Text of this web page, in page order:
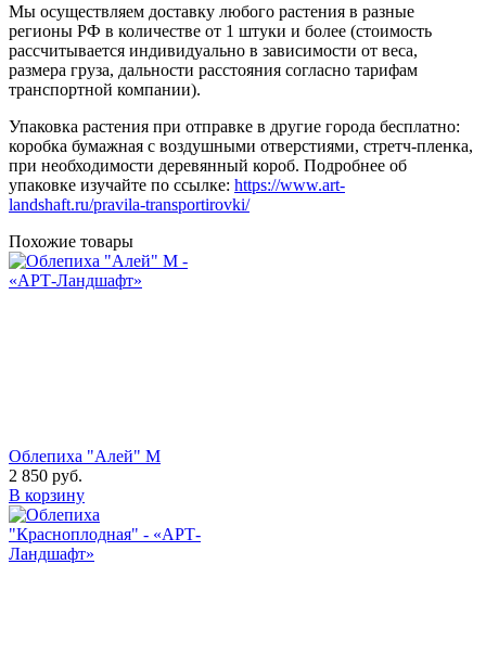
Мы осуществляем доставку любого растения в разные
регионы РФ в количестве от 1 штуки и более (стоимость
рассчитывается индивидуально в зависимости от веса,
размера груза, дальности расстояния согласно тарифам
транспортной компании).
Упаковка растения при отправке в другие города бесплатно:
коробка бумажная с воздушными отверстиями, стретч-пленка,
при необходимости деревянный короб. Подробнее об
упаковке изучайте по ссылке: https://www.art-
landshaft.ru/pravila-transportirovki/
Похожие товары
Облепиха "Алей" М
2 850 руб.
В корзину